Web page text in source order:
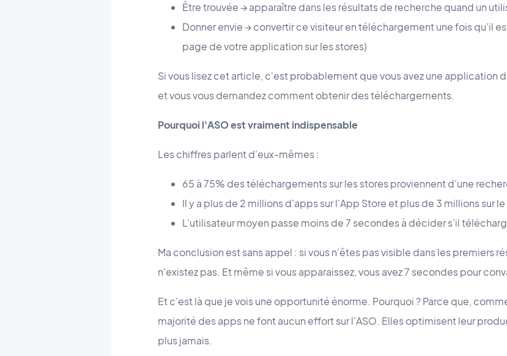
Être trouvée → apparaître dans les résultats de recherche quand un
Donner envie → convertir ce visiteur en téléchargement une fois qu'il
page de votre application sur les stores)
Si vous lisez cet article, c'est probablement que vous avez une application
et vous vous demandez comment obtenir des téléchargements.
Pourquoi l'ASO est vraiment indispensable
Les chiffres parlent d'eux-mêmes :
65 à 75% des téléchargements sur les stores proviennent d'une
Il y a plus de 2 millions d'apps sur l'App Store et plus de 3 millions sur le
L'utilisateur moyen passe moins de 7 secondes à décider s'il
Ma conclusion est sans appel : si vous n'êtes pas visible dans les premiers
n'existez pas. Et même si vous apparaissez, vous avez 7 secondes pour
Et c'est là que je vois une opportunité énorme. Pourquoi ? Parce que,
majorité des apps ne font aucun effort sur l'ASO. Elles optimisent leur
plus jamais.